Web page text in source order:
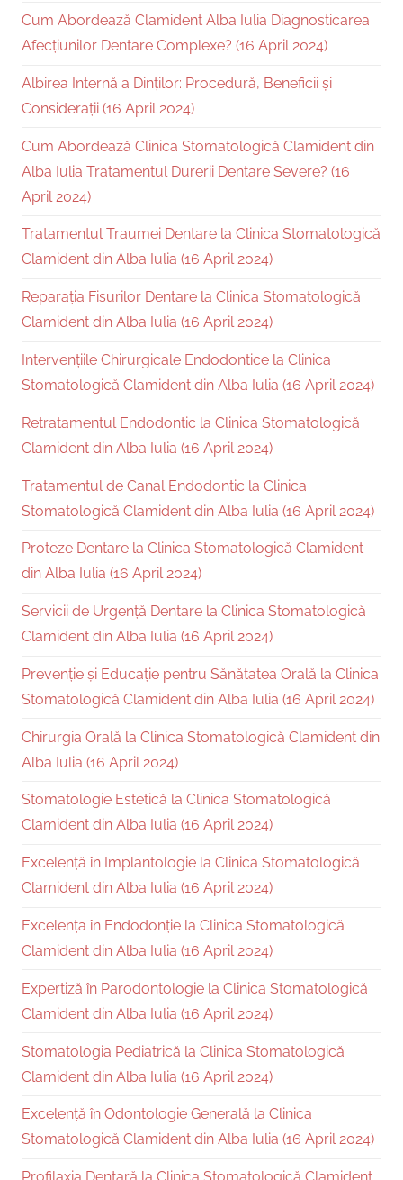
Cum Abordează Clamident Alba Iulia Diagnosticarea
Afecțiunilor Dentare Complexe? (16 April 2024)
Albirea Internă a Dinților: Procedură, Beneficii și
Considerații (16 April 2024)
Cum Abordează Clinica Stomatologică Clamident din
Alba Iulia Tratamentul Durerii Dentare Severe? (16
April 2024)
Tratamentul Traumei Dentare la Clinica Stomatologică
Clamident din Alba Iulia (16 April 2024)
Reparația Fisurilor Dentare la Clinica Stomatologică
Clamident din Alba Iulia (16 April 2024)
Intervențiile Chirurgicale Endodontice la Clinica
Stomatologică Clamident din Alba Iulia (16 April 2024)
Retratamentul Endodontic la Clinica Stomatologică
Clamident din Alba Iulia (16 April 2024)
Tratamentul de Canal Endodontic la Clinica
Stomatologică Clamident din Alba Iulia (16 April 2024)
Proteze Dentare la Clinica Stomatologică Clamident
din Alba Iulia (16 April 2024)
Servicii de Urgență Dentare la Clinica Stomatologică
Clamident din Alba Iulia (16 April 2024)
Prevenție și Educație pentru Sănătatea Orală la Clinica
Stomatologică Clamident din Alba Iulia (16 April 2024)
Chirurgia Orală la Clinica Stomatologică Clamident din
Alba Iulia (16 April 2024)
Stomatologie Estetică la Clinica Stomatologică
Clamident din Alba Iulia (16 April 2024)
Excelență în Implantologie la Clinica Stomatologică
Clamident din Alba Iulia (16 April 2024)
Excelența în Endodonție la Clinica Stomatologică
Clamident din Alba Iulia (16 April 2024)
Expertiză în Parodontologie la Clinica Stomatologică
Clamident din Alba Iulia (16 April 2024)
Stomatologia Pediatrică la Clinica Stomatologică
Clamident din Alba Iulia (16 April 2024)
Excelență în Odontologie Generală la Clinica
Stomatologică Clamident din Alba Iulia (16 April 2024)